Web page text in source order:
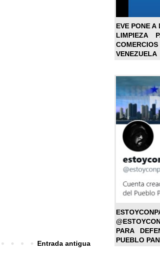
Entrada antigua
EVE PONE A
LIMPIEZA
VENEZUELA
PARA
PUEBLO